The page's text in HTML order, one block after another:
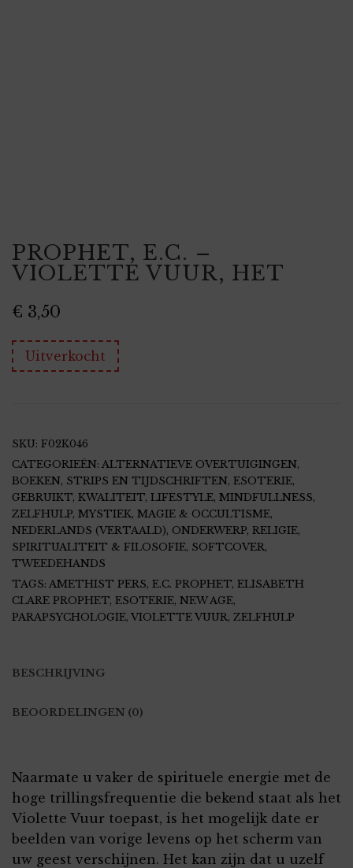
PROPHET, E.C. –
VIOLETTE VUUR, HET
€ 3,50
Uitverkocht
SKU: F02K046
CATEGORIEËN: ALTERNATIEVE OVERTUIGINGEN,
BOEKEN, STRIPS EN TIJDSCHRIFTEN, ESOTERIE,
GEBRUIKT, KWALITEIT, LIFESTYLE, MINDFULLNESS,
ZELFHULP, MYSTIEK, MAGIE & OCCULTISME,
NEDERLANDS (VERTAALD), ONDERWERP, RELIGIE,
SPIRITUALITEIT & FILOSOFIE, SOFTCOVER,
TWEEDEHANDS
TAGS: AMETHIST PERS, E.C. PROPHET, ELISABETH
CLARE PROPHET, ESOTERIE, NEW AGE,
PARAPSYCHOLOGIE, VIOLETTE VUUR, ZELFHULP
BESCHRIJVING
BEOORDELINGEN (0)
Naarmate u vaker de spirituele energie met de
hoge trillingsfrequentie die bekend staat als het
Violette Vuur toepast, is het mogelijk date er
beelden van vorige levens op het scherm van
uw geest verschijnen. Het kan zijn dat u uzelf